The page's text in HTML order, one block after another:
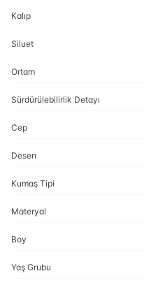
Kalıp
Siluet
Ortam
Sürdürülebilirlik Detayı
Cep
Desen
Kumaş Tipi
Materyal
Boy
Yaş Grubu